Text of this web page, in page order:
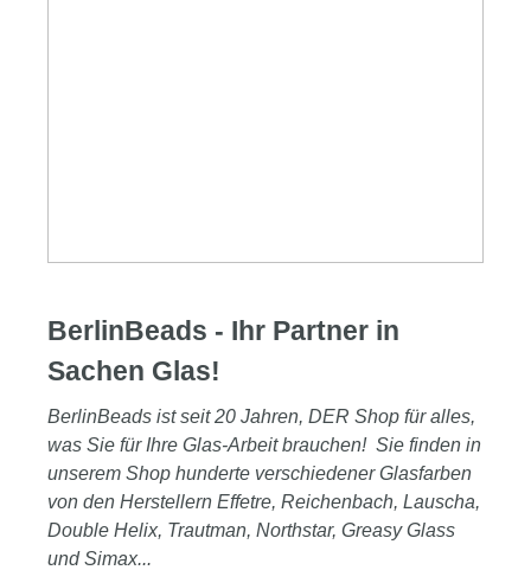
BerlinBeads - Ihr Partner in
Sachen Glas!
BerlinBeads ist seit 20 Jahren, DER Shop für alles,
was Sie für Ihre Glas-Arbeit brauchen! Sie finden in
unserem Shop hunderte verschiedener Glasfarben
von den Herstellern Effetre, Reichenbach, Lauscha,
Double Helix, Trautman, Northstar, Greasy Glass
und Simax...